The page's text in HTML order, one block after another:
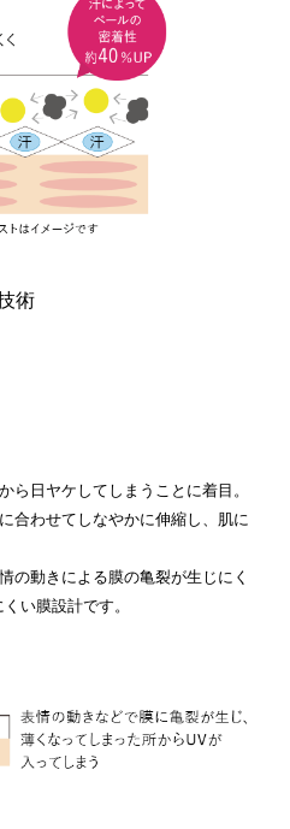
術
ら日ヤケしてしまうことに着目。
合わせてしなやかに伸縮し、肌に
の動きによる膜の亀裂が生じにく
い膜設計です。